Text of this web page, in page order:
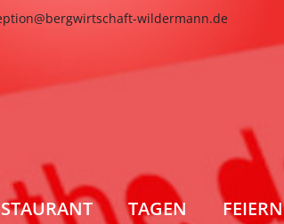
wildermann.de
TAGEN FEIERN